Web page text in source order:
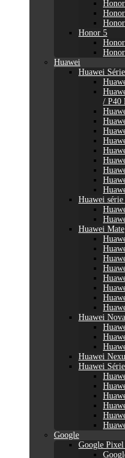
Honor 5
Huawei
Huawei
/ P40
Huawei série
Huawei Mate
Huawei Nova
Huawei
Huawei
Google
Google